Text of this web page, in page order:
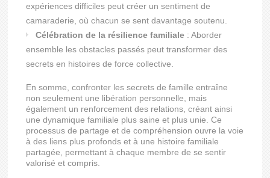
expériences difficiles peut créer un sentiment de
camaraderie, où chacun se sent davantage soutenu.
Célébration de la résilience familiale : Aborder
ensemble les obstacles passés peut transformer des
secrets en histoires de force collective.
En somme, confronter les secrets de famille entraîne
non seulement une libération personnelle, mais
également un renforcement des relations, créant ainsi
une dynamique familiale plus saine et plus unie. Ce
processus de partage et de compréhension ouvre la voie
à des liens plus profonds et à une histoire familiale
partagée, permettant à chaque membre de se sentir
valorisé et compris.